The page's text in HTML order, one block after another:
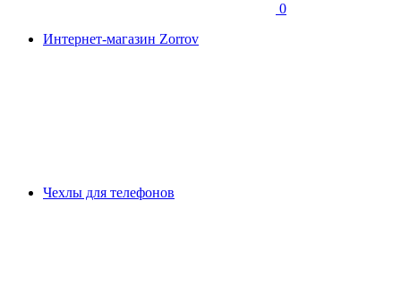
0
Интернет-магазин Zorrov
Чехлы для телефонов